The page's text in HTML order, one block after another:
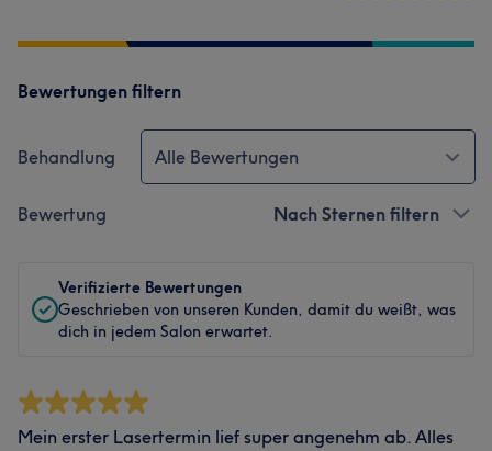
Bewertungen filtern
Behandlung Alle Bewertungen
Bewertung Nach Sternen filtern
Verifizierte Bewertungen
Geschrieben von unseren Kunden, damit du weißt, was
dich in jedem Salon erwartet.
Mein erster Lasertermin lief super angenehm ab. Alles